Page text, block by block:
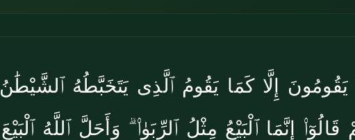
يَقُومُونَ إِلَّا كَمَا يَقُومُ ٱلَّذِى يَتَخَبَّطُهُ ٱلشَّيْطَٰنُ
إِنَّمَا ٱلْبَيْعُ مِثْلُ ٱلرِّبَوٰا۟ ۗ وَأَحَلَّ ٱللَّهُ ٱلْبَيْعَ